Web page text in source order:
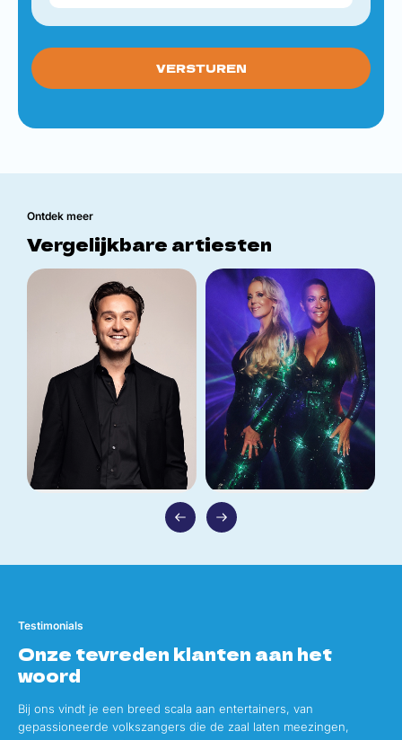
Ontdek meer
Vergelijkbare artiesten
We Want Abba
vanaf
Testimonials
Onze tevreden klanten aan het
woord
Bij ons vindt je een breed scala aan entertainers, van
gepassioneerde volkszangers die de zaal laten meezingen,